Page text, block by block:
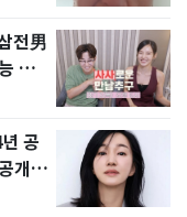
전男
화
공
개